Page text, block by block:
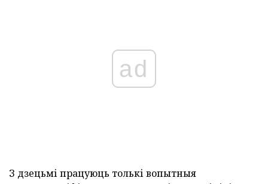
ad
З дзецьмі працуюць толькі вопытныя